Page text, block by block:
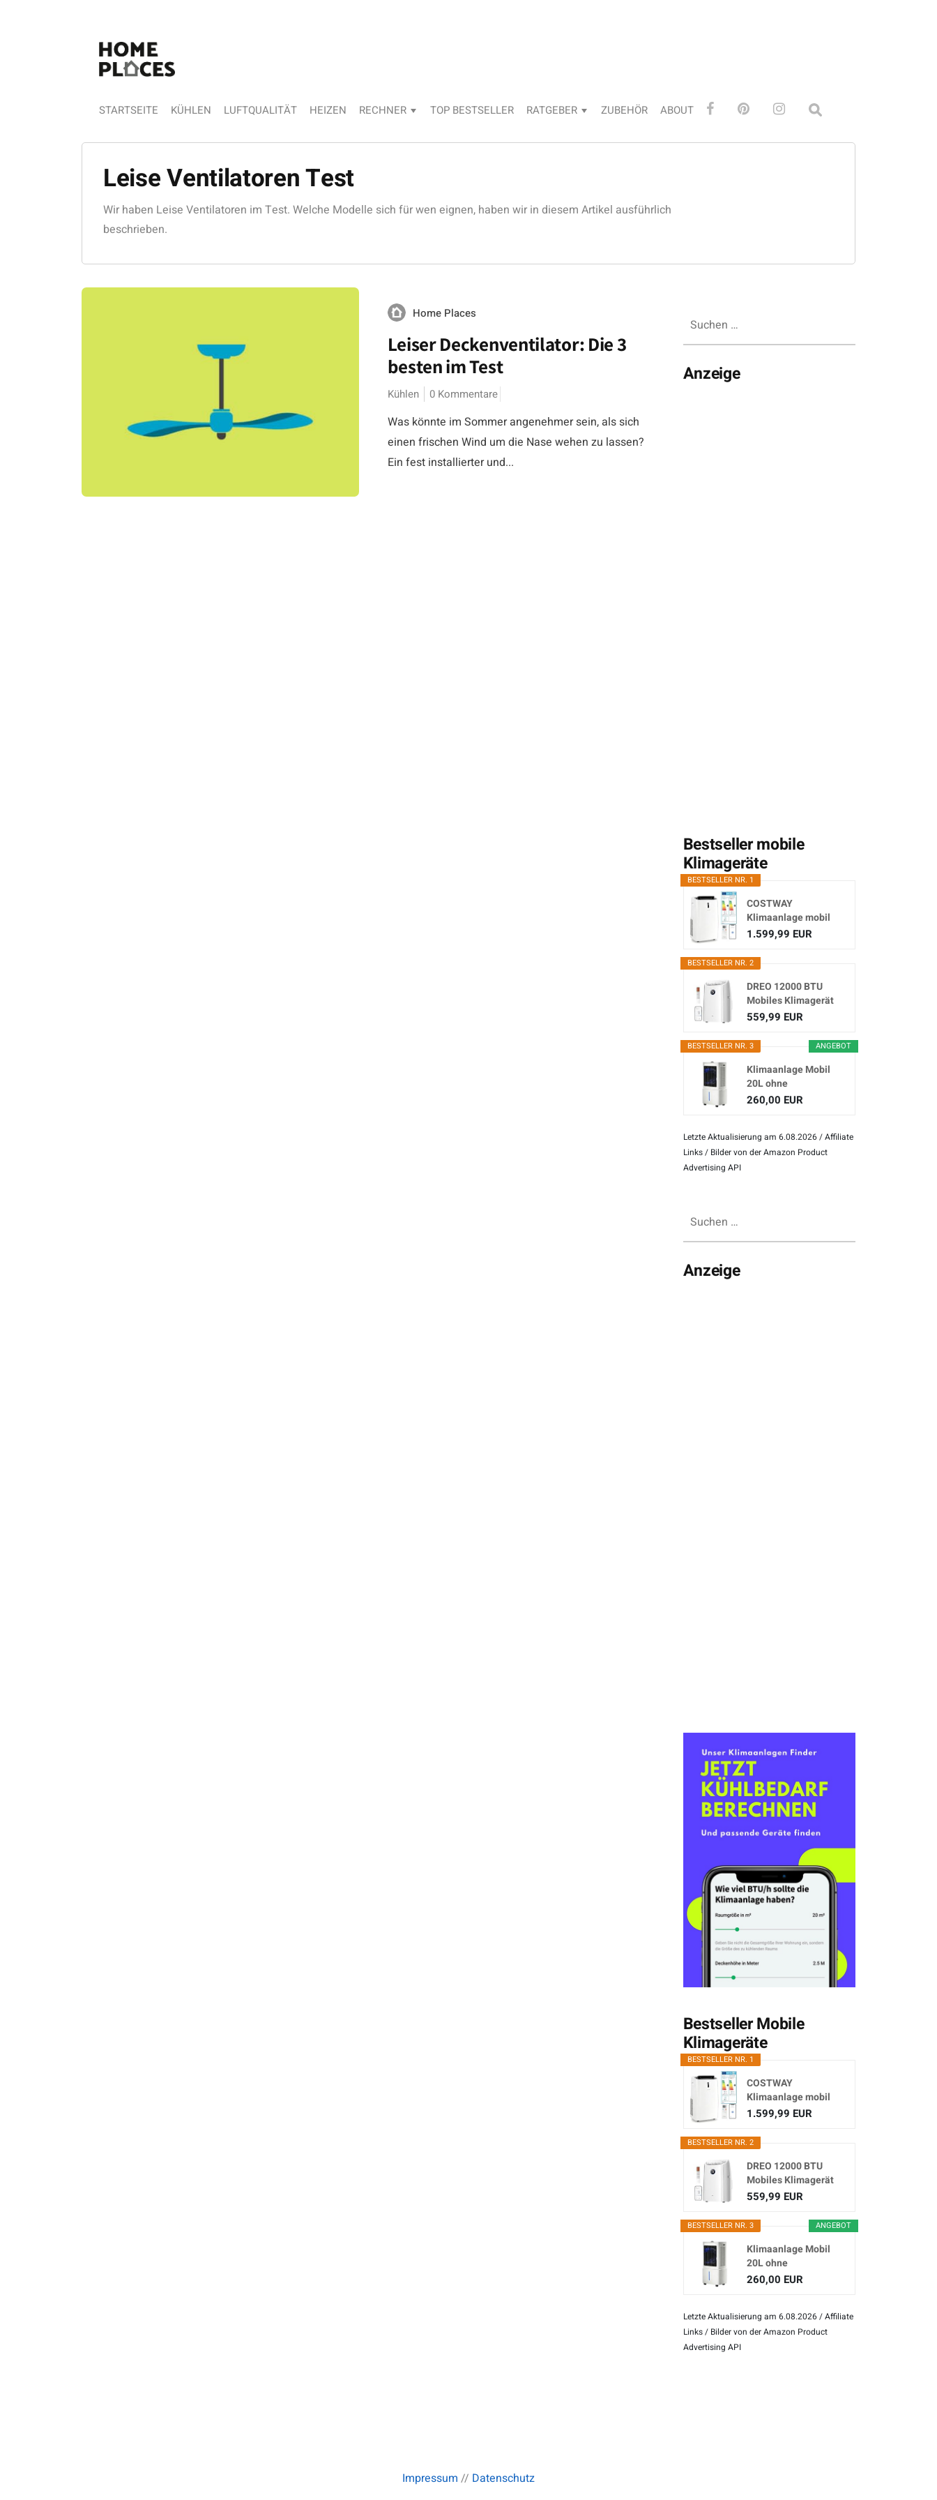
STARTSEITE KÜHLEN LUFTQUALITÄT HEIZEN RECHNER TOP BESTSELLER RATGEBER ZUBEHÖR ABOUT
Leise Ventilatoren Test
Wir haben Leise Ventilatoren im Test. Welche Modelle sich für wen eignen, haben wir in diesem Artikel ausführlich
beschrieben.
Home Places
Leiser Deckenventilator: Die 3
besten im Test
Kühlen 0 Kommentare
Was könnte im Sommer angenehmer sein, als sich
einen frischen Wind um die Nase wehen zu lassen?
Ein fest installierter und...
nach:
Anzeige
Bestseller mobile
Klimageräte
BESTSELLER NR. 1
COSTWAY
Klimaanlage mobil
16000BTU,
1.599,99 EUR
BESTSELLER NR. 2
DREO 12000 BTU
Mobiles Klimagerät
(3-in...
559,99 EUR
ANGEBOT
BESTSELLER NR. 3
Klimaanlage Mobil
20L ohne
Abluftschlauch
260,00 EUR
Letzte Aktualisierung am 6.08.2026 / Affiliate
Links / Bilder von der Amazon Product
Advertising API
nach:
Anzeige
Bestseller Mobile
Klimageräte
BESTSELLER NR. 1
COSTWAY
Klimaanlage mobil
16000BTU,
1.599,99 EUR
BESTSELLER NR. 2
DREO 12000 BTU
Mobiles Klimagerät
(3-in...
559,99 EUR
ANGEBOT
BESTSELLER NR. 3
Klimaanlage Mobil
20L ohne
Abluftschlauch
260,00 EUR
Letzte Aktualisierung am 6.08.2026 / Affiliate
Links / Bilder von der Amazon Product
Advertising API
Impressum // Datenschutz